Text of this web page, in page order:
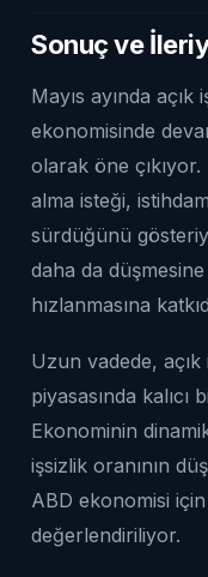
Sonuç ve
Mayıs ayında açık
ekonomisinde
olarak öne
alma isteği,
sürdüğünü
daha da
hızlanmasına
Uzun vadede, açık
piyasasında
Ekonominin
işsizlik oranının
ABD ekonomisi
değerlendiriliyor.